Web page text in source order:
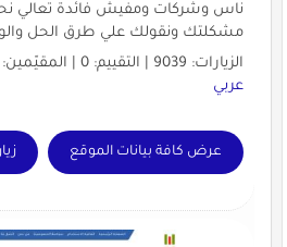
ناس وشركات ومفيش فائدة تعالي
مشكلتك ونقولك علي طرق الحل
الزيارات: 9039 | التقييم: 0 | المقيّمين: 0 | الدولة:
عربي
عرض كافة بيانات الموقع